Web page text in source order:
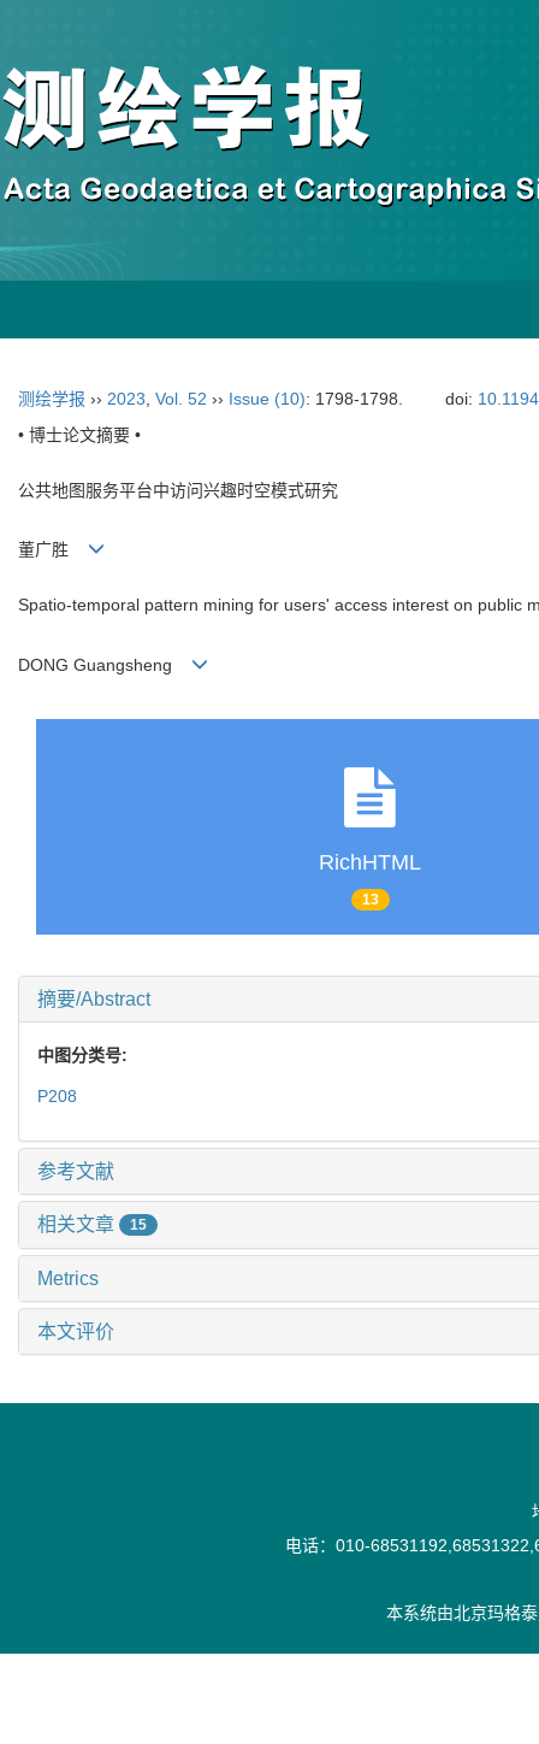
测绘学报 ›› 2023 Vol. 52 ›› Issue (10): 1798-1798. doi:
• 博士论文摘要 •
公共地图服务平台中访问兴趣时空模式研究
董广胜
Spatio-temporal pattern mining for users' access interest on public
DONG Guangsheng
RichHTML
13
摘要/Abstract
中图分类号:
P208
参考文献
相关文章 15
Metrics
本文评价
电话：010-
本系统由北京玛格